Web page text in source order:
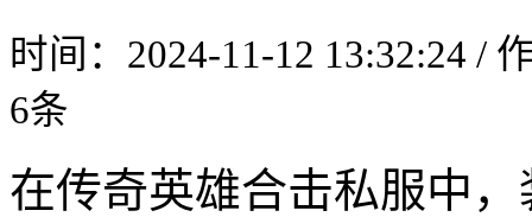
时间：2024-11-12 13:32:24 /
6条
在传奇英雄合击私服中